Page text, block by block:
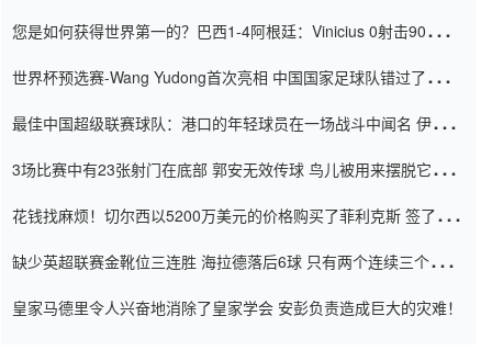
您是如何获得世界第一的？巴西1-4阿根廷：Vinicius 0射击90分钟
世界杯预选赛-Wang Yudong首次亮相 中国国家足球队错过了世界
最佳中国超级联赛球队：港口的年轻球员在一场战斗中闻名 伊万放
3场比赛中有23张射门在底部 郭安无效传球 鸟儿被用来摆脱它
花钱找麻烦！切尔西以5200万美元的价格购买了菲利克斯 签了7年
缺少英超联赛金靴位三连胜 海拉德落后6球 只有两个连续三个连续
皇家马德里令人兴奋地消除了皇家学会 安彭负责造成巨大的灾难！